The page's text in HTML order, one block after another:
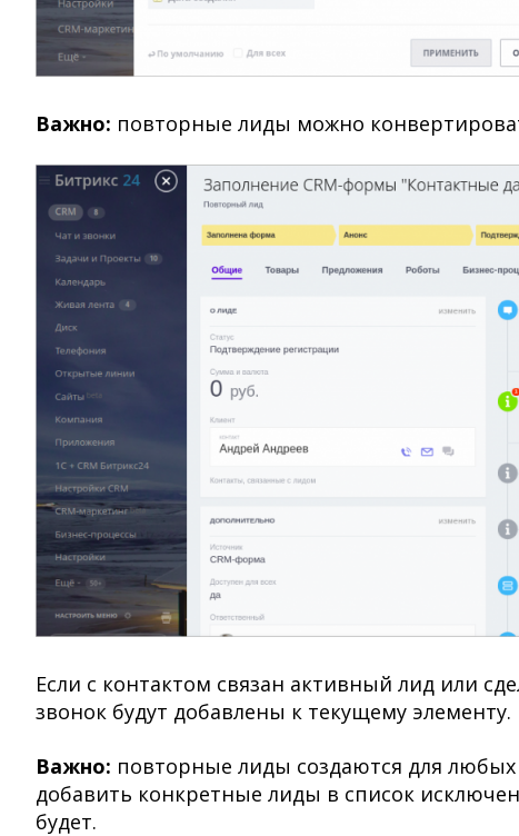
Важно: повторные лиды можно
Если с контактом связан активный лид или
звонок будут добавлены к текущему элементу.
Важно: повторные лиды создаются для
добавить конкретные лиды в список
будет.